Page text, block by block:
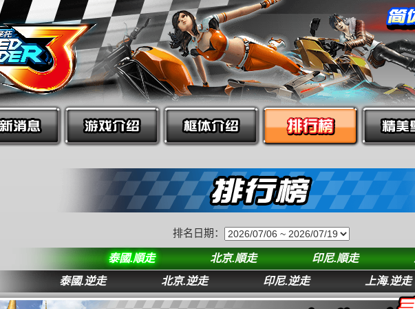
排名日期：
泰國.順走 北京.順走 印尼.順走
泰國.逆走
北京.逆走 印尼.逆走 上海.逆走